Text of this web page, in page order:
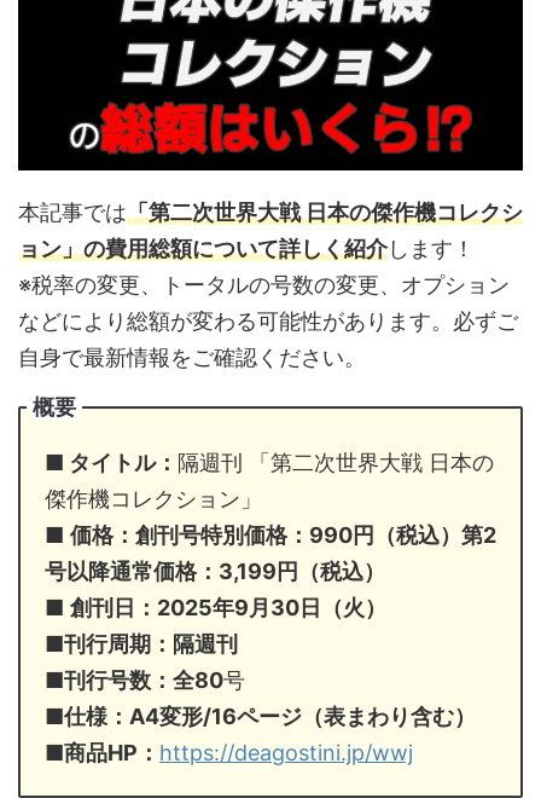
本記事では「第二次世界大戦 日本の傑作機コレクシ
ョン」の費用総額について詳しく紹介します！
※税率の変更、トータルの号数の変更、オプション
などにより総額が変わる可能性があります。必ずご
自身で最新情報をご確認ください。
概要
■ タイトル： 隔週刊 「第二次世界大戦 日本の
傑作機コレクション」
■ 価格：創刊号特別価格：990円（税込）第2
号以降通常価格：3,199円（税込）
■ 創刊日：2025年9月30日（火）
■刊行周期：隔週刊
■刊行号数：全80号
■仕様：A4変形/16ページ（表まわり含む）
■商品HP： https://deagostini.jp/wwj